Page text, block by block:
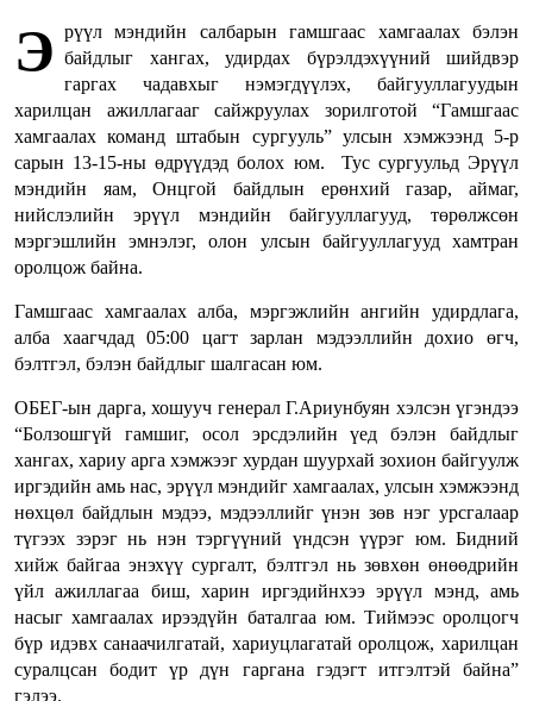
Э рүүл мэндийн салбарын гамшгаас хамгаалах бэлэн
байдлыг хангах, удирдах бүрэлдэхүүний шийдвэр
гаргах чадавхыг нэмэгдүүлэх, байгууллагуудын
харилцан ажиллагааг сайжруулах зорилготой “Гамшгаас
хамгаалах команд штабын сургууль” улсын хэмжээнд 5-р
сарын 13-15-ны өдрүүдэд болох юм. Тус сургуульд Эрүүл
мэндийн яам, Онцгой байдлын ерөнхий газар, аймаг,
нийслэлийн эрүүл мэндийн байгууллагууд, төрөлжсөн
мэргэшлийн эмнэлэг, олон улсын байгууллагууд хамтран
оролцож байна.
Гамшгаас хамгаалах алба, мэргэжлийн ангийн удирдлага,
алба хаагчдад 05:00 цагт зарлан мэдээллийн дохио өгч,
бэлтгэл, бэлэн байдлыг шалгасан юм.
ОБЕГ-ын дарга, хошууч генерал Г.Ариунбуян хэлсэн үгэндээ
“Болзошгүй гамшиг, осол эрсдэлийн үед бэлэн байдлыг
хангах, хариу арга хэмжээг хурдан шуурхай зохион байгуулж
иргэдийн амь нас, эрүүл мэндийг хамгаалах, улсын хэмжээнд
нөхцөл байдлын мэдээ, мэдээллийг үнэн зөв нэг урсгалаар
түгээх зэрэг нь нэн тэргүүний үндсэн үүрэг юм. Бидний
хийж байгаа энэхүү сургалт, бэлтгэл нь зөвхөн өнөөдрийн
үйл ажиллагаа биш, харин иргэдийнхээ эрүүл мэнд, амь
насыг хамгаалах ирээдүйн баталгаа юм. Тиймээс оролцогч
бүр идэвх санаачилгатай, хариуцлагатай оролцож, харилцан
суралцсан бодит үр дүн гаргана гэдэгт итгэлтэй байна”
гэлээ.